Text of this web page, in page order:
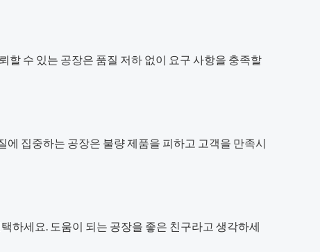
할 수 있는 공장은 품질 저하 없이 요구 사항을 충족할
집중하는 공장은 불량 제품을 피하고 고객을 만족시
하세요. 도움이 되는 공장을 좋은 친구라고 생각하세